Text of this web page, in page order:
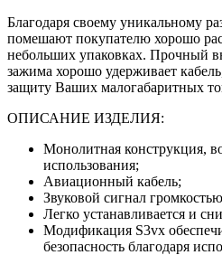
Благодаря своему уникальному
помешают покупателю хорошо
небольших упаковках. Прочный
зажима хорошо удерживает
защиту Ваших малогабаритных
ОПИСАНИЕ ИЗДЕЛИЯ:
Монолитная конструкция,
использования;
Авиационный кабель;
Звуковой сигнал
Легко устанавливается и
Модификация S3vx
безопасность благодаря